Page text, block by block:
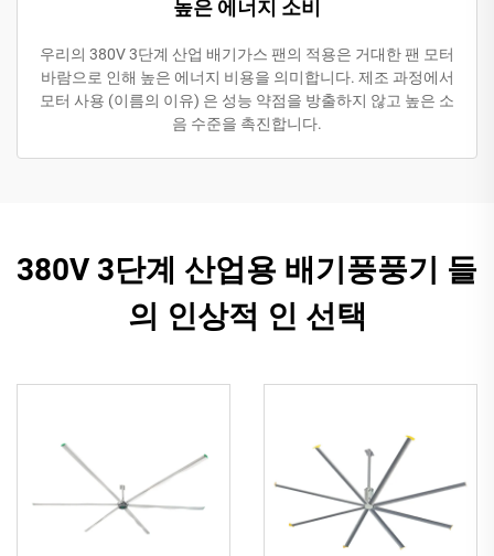
높은 에너지 소비
우리의 380V 3단계 산업 배기가스 팬의 적용은 거대한 팬 모터
바람으로 인해 높은 에너지 비용을 의미합니다. 제조 과정에서
모터 사용 (이름의 이유) 은 성능 약점을 방출하지 않고 높은 소
음 수준을 촉진합니다.
380V 3단계 산업용 배기풍풍기 들
의 인상적 인 선택